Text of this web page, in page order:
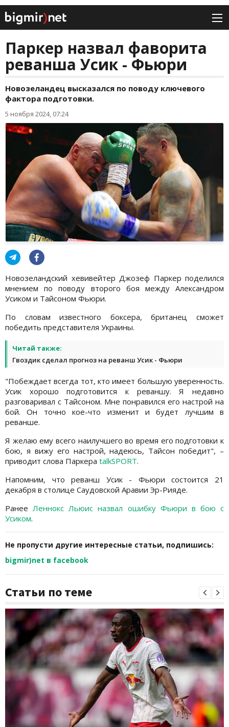
Паркер назвал фаворита
реванша Усик - Фьюри
Новозеландец высказался по поводу ключевого
фактора подготовки.
5 ноября 2024, 07:24
Новозеландский хевивейтер Джозеф Паркер поделился
мнением по поводу второго боя между Александром
Усиком и Тайсоном Фьюри.
По словам известного боксера, британец сможет
победить представителя Украины.
Читай также:
Гвоздик сделал прогноз на реванш Усик - Фьюри
"Побеждает всегда тот, кто имеет большую уверенность.
Усик хорошо подготовится к реваншу. Я недавно
разговаривал с Тайсоном. Мне понравился его настрой на
бой. Он точно кое-что изменит и будет лучшим в
реванше.
Я желаю ему всего наилучшего во время его подготовки к
бою, я вижу его настрой, надеюсь, Тайсон победит", –
приводит слова Паркера talkSPORT.
Напомним, что реванш Усик - Фьюри состоится 21
декабря в столице Саудовской Аравии Эр-Рияде.
Ранее Леннокс Льюис назвал ошибку Фьюри в бою с
Усиком.
Не пропусти другие интересные статьи, подпишись:
bigmir)net в facebook
Статьи по теме